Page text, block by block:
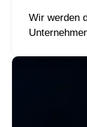
Wir werden